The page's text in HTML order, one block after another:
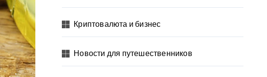
Криптовалюта и бизнес
Новости для путешественников